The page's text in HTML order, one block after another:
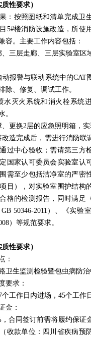
质性要求）
：按照图纸和清单完成卫
5#楼消防设施改造，所使
容。主要工作内容包括：
、三层走廊、三层实验室区
动报警与联动系统中的CAT
除、修复、调试工作。
水灭火系统和消火栓系统
。
更换2层的应急照明箱，实
改造完成后，需进行消防联
过中心验收；需请第三方
国家认可委员会实验室认
需至少包括洁净室的严密
目），对实验室围护结构
格的检测报告，同时满足
50346-2011）、《实验
）等规范要求。
性要求）
：
卫生监测检验暨包虫病防治
要求：
个工作日内进场， 45个工作
金：
，合同签订前需将履约保证
收款单位：四川省疾病预